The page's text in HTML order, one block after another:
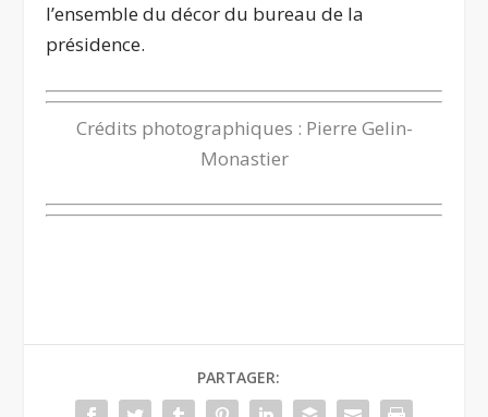
l’ensemble du décor du bureau de la
présidence.
Crédits photographiques : Pierre Gelin-
Monastier
PARTAGER: